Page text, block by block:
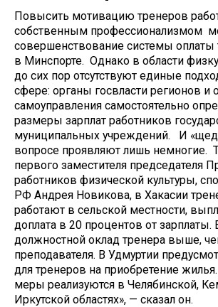
Повысить мотивацию тренеров
собственным профессионализмом
совершенствование системы оплаты
в Минспорте. Однако в области
до сих пор отсутствуют единые
сфере: органы госвласти регионов и
самоуправления самостоятельно
размеры зарплат работников
муниципальных учреждений. И
вопросе проявляют лишь немногие.
первого заместителя председателя
работников физической культуры,
РФ Андрея Новикова, в Хакасии
работают в сельской местности,
доплата в 20 процентов от
должностной оклад тренера выше,
преподавателя. В Удмуртии
для тренеров на приобретение
меры реализуются в Челябинской,
Иркутской областях», — сказал он.